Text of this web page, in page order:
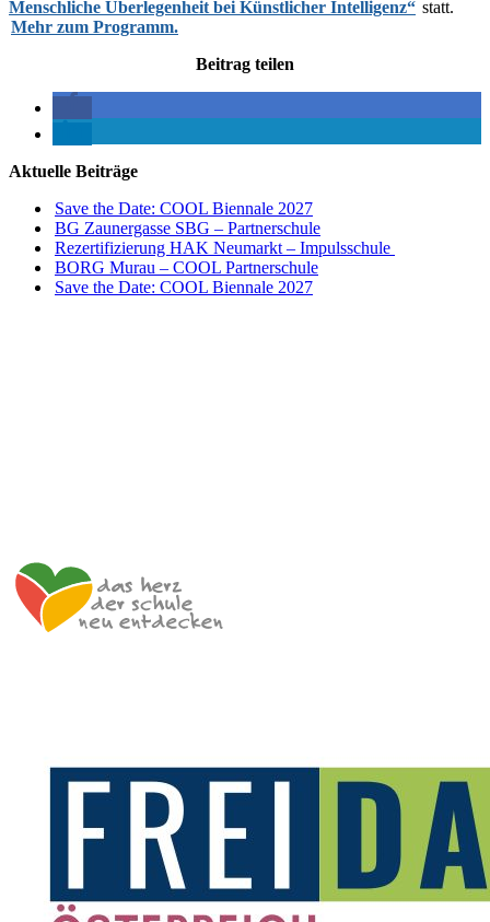
Menschliche Überlegenheit bei Künstlicher Intelligenz“ statt.
Mehr zum Programm.
Beitrag teilen
Aktuelle Beiträge
Save the Date: COOL Biennale 2027
BG Zaunergasse SBG – Partnerschule
Rezertifizierung HAK Neumarkt – Impulsschule
BORG Murau – COOL Partnerschule
Save the Date: COOL Biennale 2027